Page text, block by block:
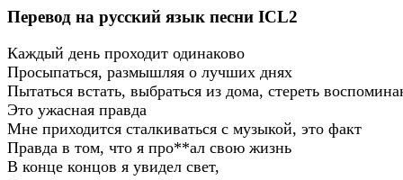
Перевод на русский язык песни ICL2
Каждый день проходит одинаково
Просыпаться, размышляя о лучших днях
Пытаться встать, выбраться из дома, стереть
Это ужасная правда
Мне приходится сталкиваться с музыкой, это факт
Правда в том, что я про**ал свою жизнь
В конце концов я увидел свет,